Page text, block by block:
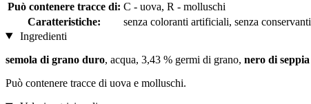
Può contenere tracce di: C - uova, R - molluschi
Caratteristiche:
senza coloranti artificiali, senza conservanti
Ingredienti
semola di grano duro, acqua, 3,43 % germi di grano, nero di seppia
Può contenere tracce di uova e molluschi.